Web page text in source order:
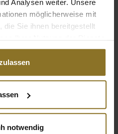
Analysen weiter. Unsere
möglicherweise mit
die Sie ihnen bereitgestellt
notwendig